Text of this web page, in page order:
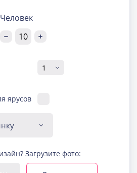
Человек
для ярусов
начинка
подробнее о начинке
Загрузите фото: